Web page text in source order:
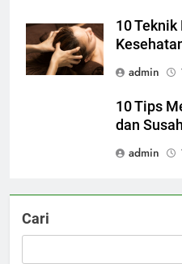
10
admin
10 Tips
dan
admin
Cari